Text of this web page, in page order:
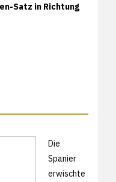
Satz in Richtung
Die
Spanier
erwischte